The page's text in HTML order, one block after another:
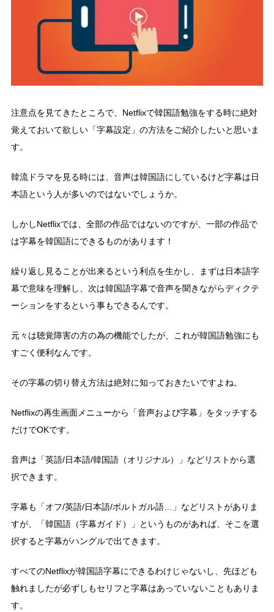
注意点を見てきたところで、Netflixで韓国語勉強をする時に絶対
覚えておいて欲しい「字幕設定」の方法をご紹介したいと思いま
す。
韓流ドラマを見る時には、音声は韓国語にしているけど字幕は日
本語という人が多いのではないでしょうか。
しかしNetflixでは、全部の作品ではないのですが、一部の作品で
は字幕を韓国語にできるものがあります！
繰り返し見ることが出来るという利点を生かし、まずは日本語字
幕で意味を理解し、次は韓国語字幕で音声を聞きながらディクテ
ーションをするという事もできるんです。
元々は聴覚障害の方の為の機能でしたが、これが韓国語勉強にも
すごく便利なんです。
その字幕の切り替え方法は絶対に知っておきたいですよね。
Netflixの再生画面メニューから「音声および字幕」をタッチする
だけでOKです。
音声は「英語/日本語/韓国語（オリジナル）」などリストから選
択できます。
字幕も「オフ/英語/日本語/ポルトガル語…」などリストがありま
すが、「韓国語（字幕ガイド）」というものがあれば、そこを選
択すると字幕がハングルで出てきます。
すべてのNetflixが韓国語字幕にできるわけじゃないし、先ほども
触れましたが必ずしもセリフと字幕はあっていないこともありま
す。